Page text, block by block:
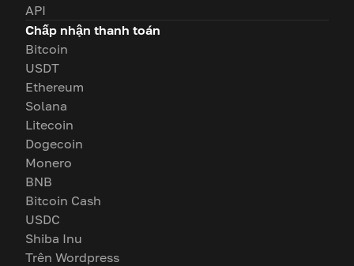
API
Chấp nhận thanh toán
Bitcoin
USDT
Ethereum
Solana
Litecoin
Dogecoin
Monero
BNB
Bitcoin Cash
USDC
Shiba Inu
Trên Wordpress